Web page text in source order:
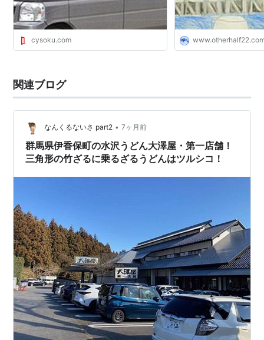
cysoku.com
関連ブログ
なんくるないさ part2 • 7ヶ月前
群馬県伊香保町の水沢うどん大澤屋・第一店舗！
三角形の竹ざるに乗るざるうどんはツルシコ！